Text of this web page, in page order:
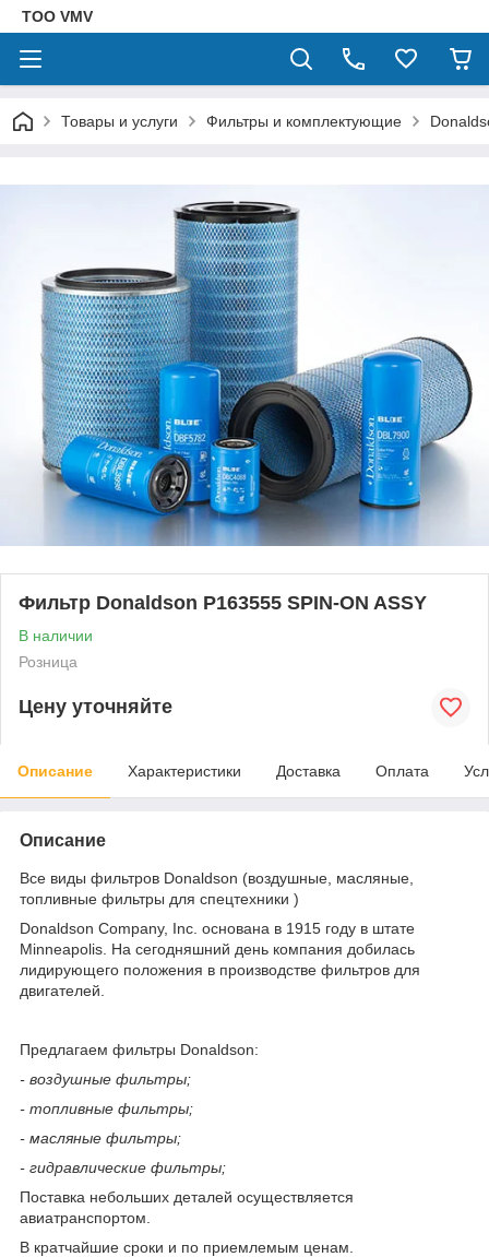
ТОО VMV
Товары и услуги Фильтры и комплектующие
Фильтр Donaldson P163555 SPIN-ON ASSY
В наличии
Розница
Цену уточняйте
Описание Характеристики Доставка Оплата
Описание
Все виды фильтров Donaldson (воздушные, масляные,
топливные фильтры для спецтехники )
Donaldson Company, Inc. основана в 1915 году в штате
Minneapolis. На сегодняшний день компания добилась
лидирующего положения в производстве фильтров для
двигателей.
Предлагаем фильтры Donaldson:
- воздушные фильтры;
- топливные фильтры;
- масляные фильтры;
- гидравлические фильтры;
Поставка небольших деталей осуществляется
авиатранспортом.
В кратчайшие сроки и по приемлемым ценам.